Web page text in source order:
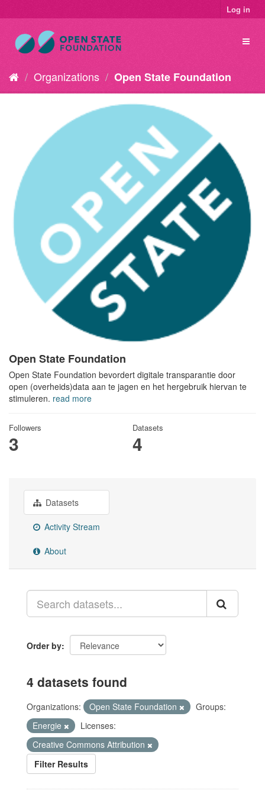
Log in
Organizations Open State Foundation
Open State Foundation
Open State Foundation bevordert digitale transparantie door
open (overheids)data aan te jagen en het hergebruik hiervan te
stimuleren. read more
Followers
3
Datasets
4
Datasets
Activity Stream
About
Order by
4 datasets found
Organizations: Open State Foundation
Groups:
Energie
Licenses:
Creative Commons Attribution
Filter Results